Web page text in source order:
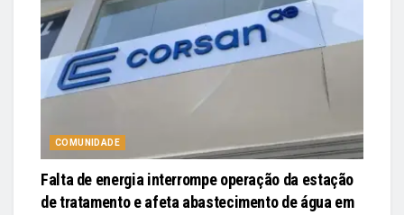
COMUNIDADE
Falta de energia interrompe operação da estação
de tratamento e afeta abastecimento de água em